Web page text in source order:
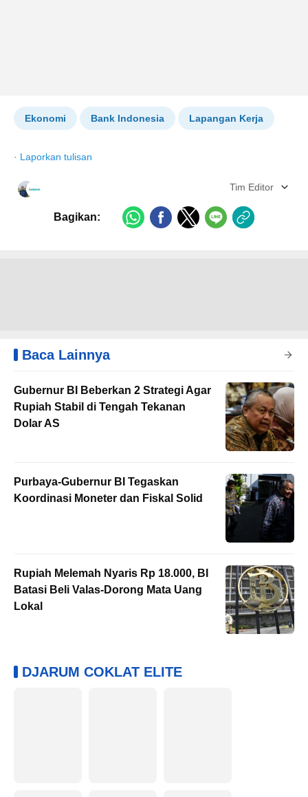
Ekonomi Bank Indonesia Lapangan Kerja
· Laporkan tulisan
Tim Editor
Bagikan:
Baca Lainnya
Gubernur BI Beberkan 2 Strategi Agar
Rupiah Stabil di Tengah Tekanan
Dolar AS
Purbaya-Gubernur BI Tegaskan
Koordinasi Moneter dan Fiskal Solid
Rupiah Melemah Nyaris Rp 18.000, BI
Batasi Beli Valas-Dorong Mata Uang
Lokal
DJARUM COKLAT ELITE